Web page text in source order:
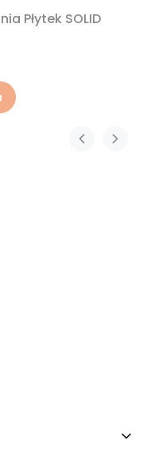
Płytek SOLID